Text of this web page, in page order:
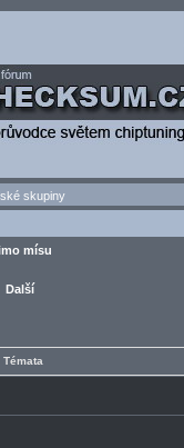
skupiny
mísu
Další
Témata